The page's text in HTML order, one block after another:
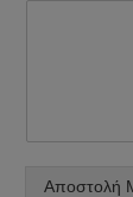
Αποστολή